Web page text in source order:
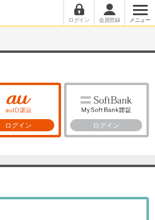
ログイン 会員登録 メニュー
ログイン ログイン